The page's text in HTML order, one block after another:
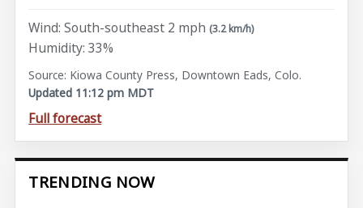
Wind: South-southeast 2 mph (3.2 km/h)
Humidity: 33%
Source: Kiowa County Press, Downtown Eads, Colo.
Updated 11:12 pm MDT
Full forecast
TRENDING NOW